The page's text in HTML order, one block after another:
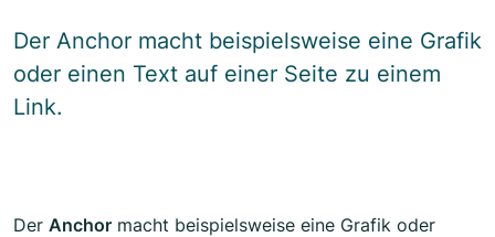
Der Anchor macht beispielsweise eine Grafik
oder einen Text auf einer Seite zu einem
Link.
Der Anchor macht beispielsweise eine Grafik oder